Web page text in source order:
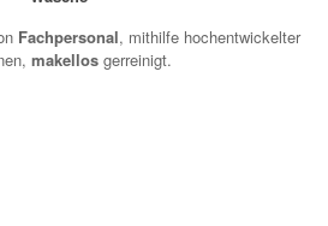
Fachpersonal, mithilfe hochentwickelter
makellos gerreinigt.